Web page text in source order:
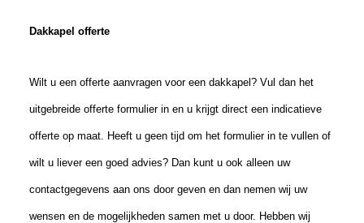
Dakkapel offerte
Wilt u een offerte aanvragen voor een dakkapel? Vul dan het
uitgebreide offerte formulier in en u krijgt direct een indicatieve
offerte op maat. Heeft u geen tijd om het formulier in te vullen of
wilt u liever een goed advies? Dan kunt u ook alleen uw
contactgegevens aan ons door geven en dan nemen wij uw
wensen en de mogelijkheden samen met u door. Hebben wij